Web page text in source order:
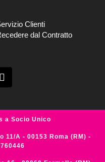
Clienti
dal Contratto
a Socio Unico
11/A - 00153 Roma (RM) -